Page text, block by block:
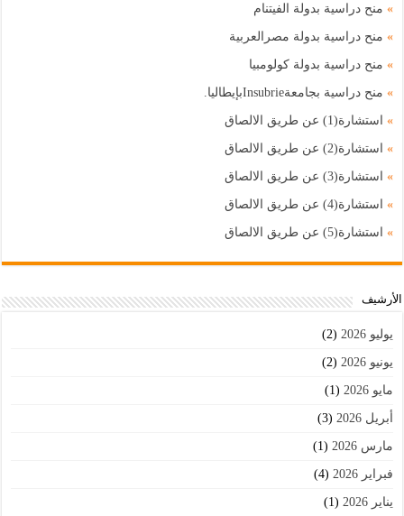
» منح دراسية بدولة الفيتنام
» منح دراسية بدولة مصرالعربية
» منح دراسية بدولة كولومبيا
» منح دراسية بجامعةInsubrieبإيطاليا.
» استشارة(1) عن طريق الالصاق
» استشارة(2) عن طريق الالصاق
» استشارة(3) عن طريق الالصاق
» استشارة(4) عن طريق الالصاق
» استشارة(5) عن طريق الالصاق
اﻷرشيف
يوليو 2026 (2)
يونيو 2026 (2)
مايو 2026 (1)
أبريل 2026 (3)
مارس 2026 (1)
فبراير 2026 (4)
يناير 2026 (1)